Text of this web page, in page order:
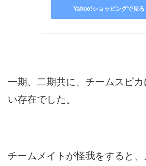
Yahoo!ショッピングで見る
一期、二期共に、チームスピ
い存在でした。
チームメイトが怪我をすると